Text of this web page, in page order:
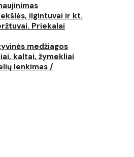
ilgintuvai ir kt.
Priekalai
medžiagos
kaltai, žymekliai
lenkimas /